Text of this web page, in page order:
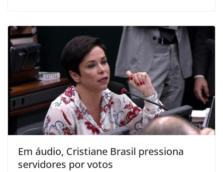
Em áudio, Cristiane Brasil pressiona
servidores por votos